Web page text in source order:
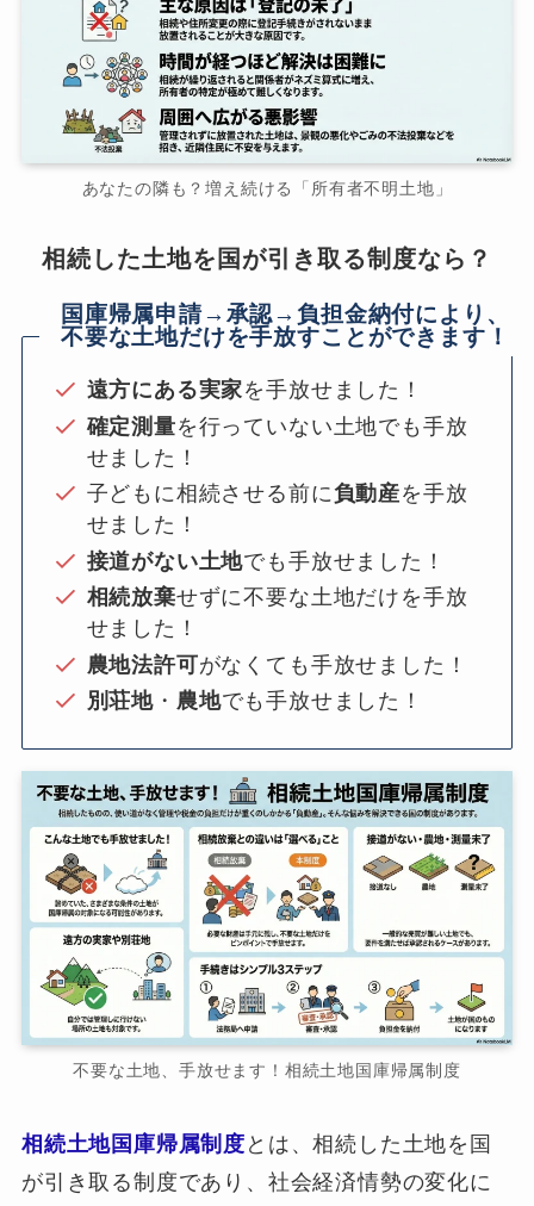
あなたの隣も？増え続ける「所有者不明土地」
相続した土地を国が引き取る制度なら？
国庫帰属申請→承認→負担金納付により、
不要な土地だけを手放すことができます！
遠方にある実家を手放せました！
確定測量を行っていない土地でも手放
せました！
子どもに相続させる前に負動産を手放
せました！
接道がない土地でも手放せました！
相続放棄せずに不要な土地だけを手放
せました！
農地法許可がなくても手放せました！
別荘地 ・ 農地でも手放せました！
不要な土地、手放せます！相続土地国庫帰属制度
相続土地国庫帰属制度 とは、相続した土地を国
が引き取る制度であり、社会経済情勢の変化に